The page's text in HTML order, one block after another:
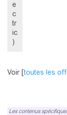
e
c
tr
ic
)
Voir [toutes les
Les contenus